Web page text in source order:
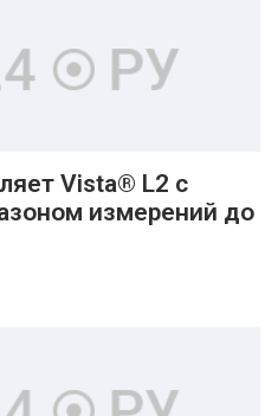
Vista® L2 с
измерений до